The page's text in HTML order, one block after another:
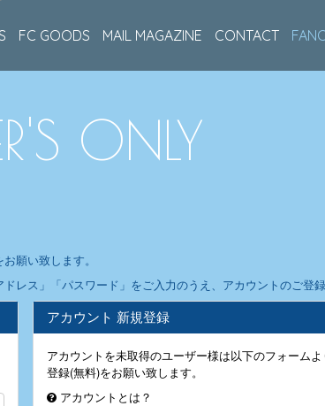
FC GOODS MAIL MAGAZINE CONTACT
ONLY
願い致します。
ス」「パスワード」をご入力のうえ、アカウントのご登録
アカウント 新規登録
アカウントを未取得のユーザー様は以下のフォーム
登録(無料)をお願い致します。
アカウントとは？